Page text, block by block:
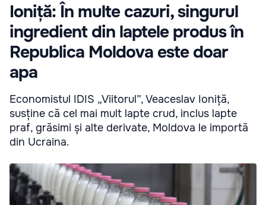
Ioniță: În multe cazuri, singurul
ingredient din laptele produs în
Republica Moldova este doar
apa
Economistul IDIS „Viitorul”, Veaceslav Ioniță,
susține că cel mai mult lapte crud, inclus lapte
praf, grăsimi și alte derivate, Moldova le importă
din Ucraina.